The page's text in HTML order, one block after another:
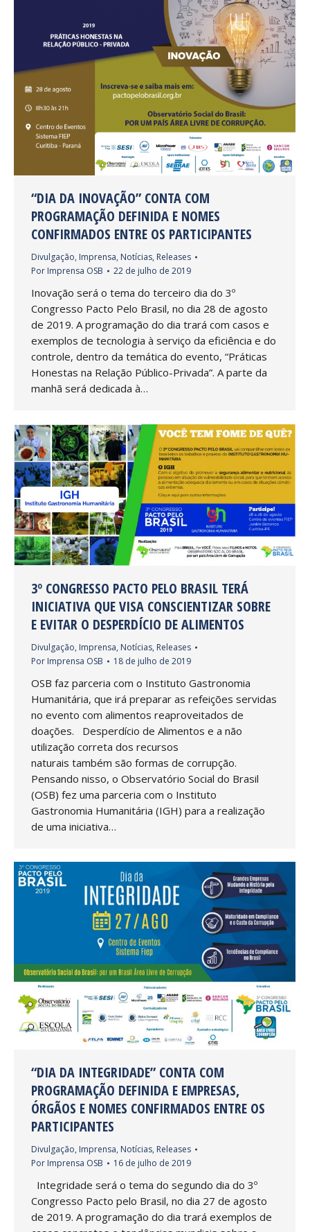
“DIA DA INOVAÇÃO” CONTA COM
PROGRAMAÇÃO DEFINIDA E NOMES
CONFIRMADOS ENTRE OS PARTICIPANTES
Divulgação, Imprensa, Notícias, Releases
Por Imprensa OSB 22 de julho de 2019
Inovação será o tema do terceiro dia do 3º
Congresso Pacto Pelo Brasil, no dia 28 de agosto
de 2019. A programação do dia trará com casos e
exemplos de tecnologia à serviço da eficiência e do
controle, dentro da temática do evento, “Práticas
Honestas na Relação Público-Privada”. A parte da
manhã será dedicada à…
3º CONGRESSO PACTO PELO BRASIL TERÁ
INICIATIVA QUE VISA CONSCIENTIZAR SOBRE
E EVITAR O DESPERDÍCIO DE ALIMENTOS
Divulgação, Imprensa, Notícias, Releases
Por Imprensa OSB 18 de julho de 2019
OSB faz parceria com o Instituto Gastronomia
Humanitária, que irá preparar as refeições servidas
no evento com alimentos reaproveitados de
doações. Desperdício de Alimentos e a não
utilização correta dos recursos
naturais também são formas de corrupção.
Pensando nisso, o Observatório Social do Brasil
(OSB) fez uma parceria com o Instituto
Gastronomia Humanitária (IGH) para a realização
de uma iniciativa…
“DIA DA INTEGRIDADE” CONTA COM
PROGRAMAÇÃO DEFINIDA E EMPRESAS,
ÓRGÃOS E NOMES CONFIRMADOS ENTRE OS
PARTICIPANTES
Divulgação, Imprensa, Notícias, Releases
Por Imprensa OSB 16 de julho de 2019
Integridade será o tema do segundo dia do 3º
Congresso Pacto pelo Brasil, no dia 27 de agosto
de 2019. A programação do dia trará exemplos de